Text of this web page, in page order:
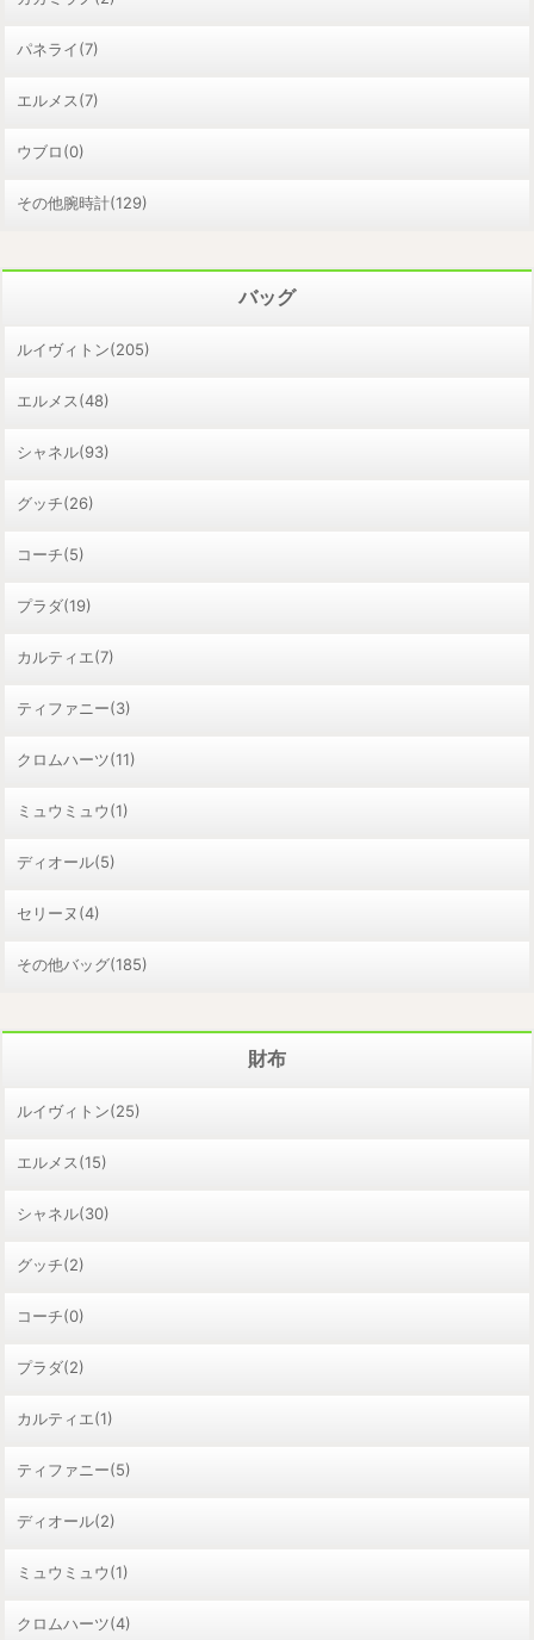
パネライ(7)
エルメス(7)
ウブロ(0)
その他腕時計(129)
バッグ
ルイヴィトン(205)
エルメス(48)
シャネル(93)
グッチ(26)
コーチ(5)
プラダ(19)
カルティエ(7)
ティファニー(3)
クロムハーツ(11)
ミュウミュウ(1)
ディオール(5)
セリーヌ(4)
その他バッグ(185)
財布
ルイヴィトン(25)
エルメス(15)
シャネル(30)
グッチ(2)
コーチ(0)
プラダ(2)
カルティエ(1)
ティファニー(5)
ディオール(2)
ミュウミュウ(1)
クロムハーツ(4)